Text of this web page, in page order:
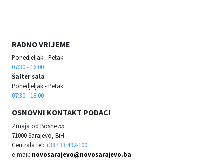
RADNO VRIJEME
Ponedjeljak - Petak
07:30 - 16:00
Šalter sala
Ponedjeljak - Petak
07:30 - 18:00
OSNOVNI KONTAKT PODACI
Zmaja od Bosne 55
71000 Sarajevo, BiH
Centrala tel: +387 33 492-100
e-mail: novosarajevo@novosarajevo.ba